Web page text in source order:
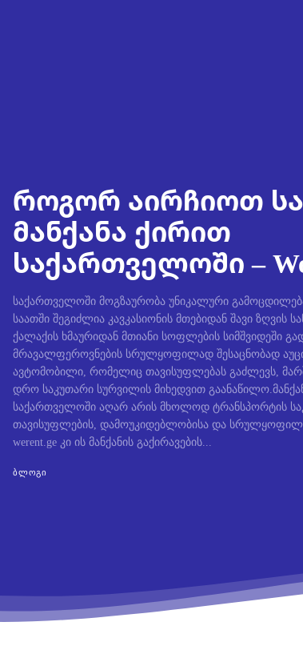
როგორ აირჩიოთ
მანქანა ქირით
საქართველოში –
საქართველოში მოგზაურობა უნიკალური
საათში შეგიძლია კავკასიონის მთებიდან შავი ზღვის
ქალაქის ხმაურიდან მთიანი სოფლების სიმშვიდეში
მრავალფეროვნების სრულყოფილად შესაცნობად
ავტომობილი, რომელიც თავისუფლებას გაძლევს,
დრო საკუთარი სურვილის მიხედვით
საქართველოში აღარ არის მხოლოდ ტრანსპორტის
თავისუფლების, დამოუკიდებლობისა და
werent.ge კი ის მანქანის გაქირავების...
ᲑᲚᲝᲒᲘ